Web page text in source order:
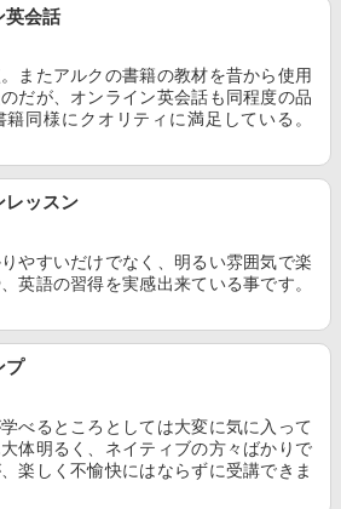
英会話
またアルクの書籍の教材を昔から使用
だが、オンライン英会話も同程度の品
同様にクオリティに満足している。
レッスン
やすいだけでなく、明るい雰囲気で楽
英語の習得を実感出来ている事です。
プ
べるところとしては大変に気に入って
体明るく、ネイティブの方々ばかりで
楽しく不愉快にはならずに受講できま